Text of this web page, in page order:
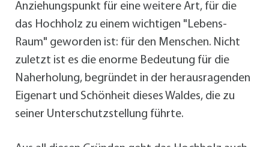
Anziehungspunkt für eine weitere Art, für die
das Hochholz zu einem wichtigen "Lebens-
Raum" geworden ist: für den Menschen. Nicht
zuletzt ist es die enorme Bedeutung für die
Naherholung, begründet in der herausragenden
Eigenart und Schönheit dieses Waldes, die zu
seiner Unterschutzstellung führte.